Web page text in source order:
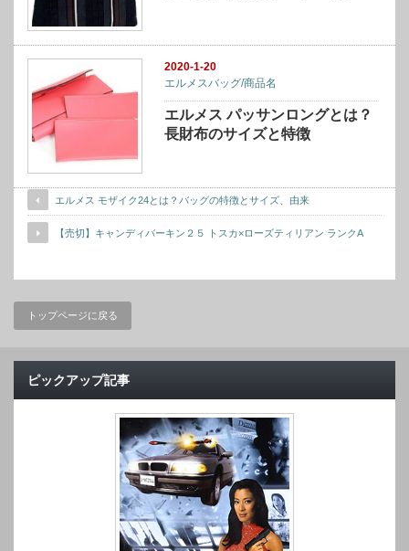
2020-1-20
エルメスバッグ/商品名
エルメス パッサンロングとは？
長財布のサイズと特徴
エルメス モザイク24とは？バッグの特徴とサイズ、由来
【売切】キャンディバーキン２５ トスカ×ローズティリアン ランクA
トップページに戻る
ピックアップ記事